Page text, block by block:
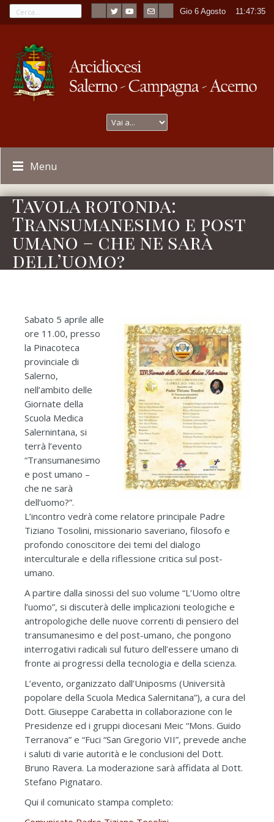
Gio 6 Agosto 11:47:35
Menu
Tavola rotonda:
Transumanesimo e post
umano – che ne sarà
dell’uomo?
Sabato 5 aprile alle
ore 11.00, presso
la Pinacoteca
provinciale di
Salerno,
nell’ambito delle
Giornate della
Scuola Medica
Salernintana, si
terrà l’evento
“Transumanesimo
e post umano –
che ne sarà
dell’uomo?”.
L’incontro vedrà come relatore principale Padre
Tiziano Tosolini, missionario saveriano, filosofo e
profondo conoscitore dei temi del dialogo
interculturale e della riflessione critica sul post-
umano.
A partire dalla sinossi del suo volume “L’Uomo oltre
l’uomo”, si discuterà delle implicazioni teologiche e
antropologiche delle nuove correnti di pensiero del
transumanesimo e del post-umano, che pongono
interrogativi radicali sul futuro dell’essere umano di
fronte ai progressi della tecnologia e della scienza.
L’evento, organizzato dall’Uniposms (Università
popolare della Scuola Medica Salernitana”), a cura del
Dott. Giuseppe Carabetta in collaborazione con le
Presidenze ed i gruppi diocesani Meic “Mons. Guido
Terranova” e “Fuci “San Gregorio VII”, prevede anche
i saluti di varie autorità e le conclusioni del Dott.
Bruno Ravera. La moderazione sarà affidata al Dott.
Stefano Pignataro.
Qui il comunicato stampa completo: